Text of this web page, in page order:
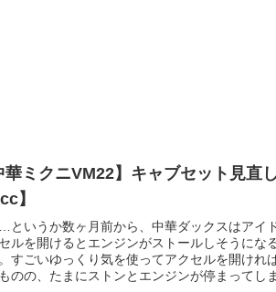
華ミクニVM22】キャブセット見直
】
というか数ヶ月前から、中華ダックスはアイ
ルを開けるとエンジンがストールしそうにな
すごいゆっくり気を使ってアクセルを開けれ
のの、たまにストンとエンジンが停まってし